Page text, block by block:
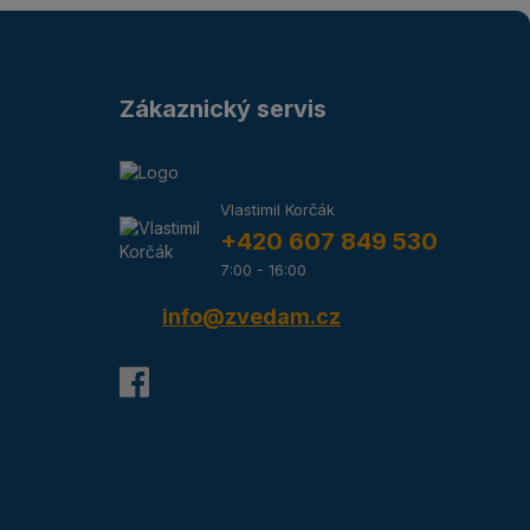
Zákaznický servis
Vlastimil Korčák
+420 607 849 530
7:00 - 16:00
info@zvedam.cz